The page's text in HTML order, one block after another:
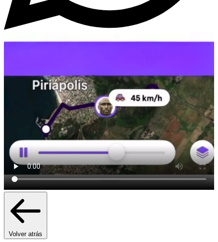
Volver atrás